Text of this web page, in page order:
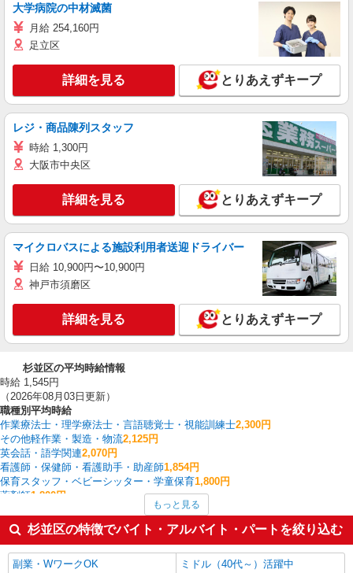
大学病院の中材滅菌
月給 254,160円
足立区
詳細を見る とりあえずキープ
レジ・商品陳列スタッフ
時給 1,300円
大阪市中央区
詳細を見る とりあえずキープ
マイクロバスによる施設利用者送迎ドライバー
日給 10,900円〜10,900円
神戸市須磨区
詳細を見る とりあえずキープ
杉並区の平均時給情報
時給 1,545円
（2026年08月03日更新）
職種別平均時給
作業療法士・理学療法士・言語聴覚士・視能訓練士2,300円
その他軽作業・製造・物流2,125円
英会話・語学関連2,070円
看護師・保健師・看護助手・助産師1,854円
保育スタッフ・ベビーシッター・学童保育1,800円
薬剤師1,800円
家電・携帯販売1,679円
金融・貿易事務 1,673円
家事代行1,660円
杉並区の他の職種の平均時給を見る
もっと見る
杉並区の特徴でバイト・アルバイト・パートを絞り込む
副業・WワークOK
ミドル（40代～）活躍中